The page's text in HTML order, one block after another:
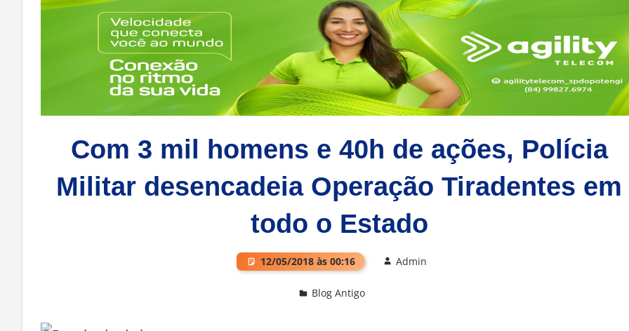
Com 3 mil homens e 40h de ações, Polícia
Militar desencadeia Operação Tiradentes em
todo o Estado
12/05/2018 às 00:16 Admin
Blog Antigo